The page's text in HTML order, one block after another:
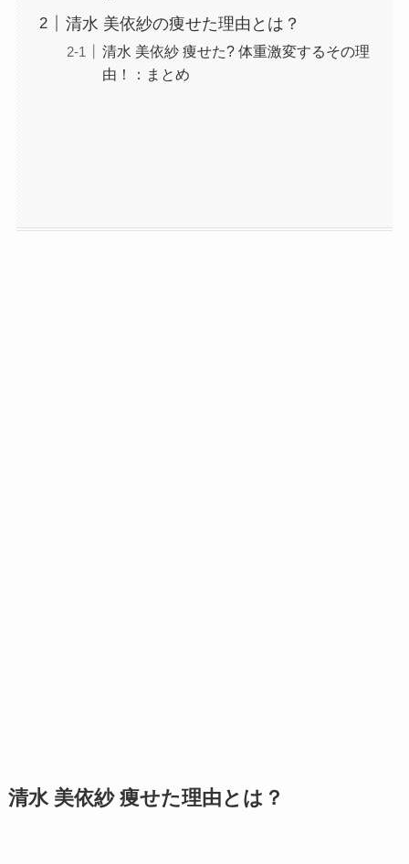
清水 美依紗の痩せた理由とは？
清水 美依紗 痩せた? 体重激変するその理
由！：まとめ
清水 美依紗 痩せた理由とは？